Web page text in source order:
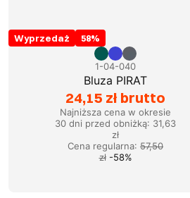
Wyprzedaż 58%
1-04-040
Bluza PIRAT
24,15 zł brutto
Najniższa cena w okresie
30 dni przed obniżką: 31,63
zł
Cena regularna: 57,50
zł -58%